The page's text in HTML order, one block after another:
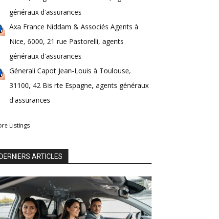
généraux d'assurances
Axa France Niddam & Associés Agents à
Nice, 6000, 21 rue Pastorelli, agents
généraux d'assurances
Génerali Capot Jean-Louis à Toulouse,
31100, 42 Bis rte Espagne, agents généraux
d'assurances
Listings
ARTICLES